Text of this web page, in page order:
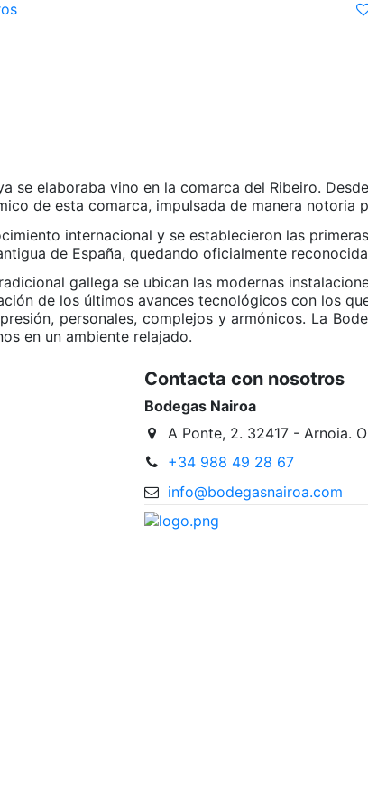
se elaboraba vino en la comarca del Ribeiro.
de esta comarca, impulsada de manera notoria
internacional y se establecieron las
de España, quedando oficialmente
gallega se ubican las modernas
de los últimos avances tecnológicos con los
personales, complejos y armónicos. La
en un ambiente relajado.​
Contacta con nosotros
Bodegas Nairoa
A Ponte, 2. 32417 - Arnoia.
+34 988 49 28 67
info@bodegasnairoa.com